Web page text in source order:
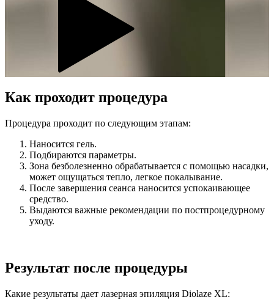
Как проходит процедура
Процедура проходит по следующим этапам:
Наносится гель.
Подбираются параметры.
Зона безболезненно обрабатывается с помощью насадки,
может ощущаться тепло, легкое покалывание.
После завершения сеанса наносится успокаивающее
средство.
Выдаются важные рекомендации по постпроцедурному
уходу.
Результат после процедуры
Какие результаты дает лазерная эпиляция Diolaze XL: